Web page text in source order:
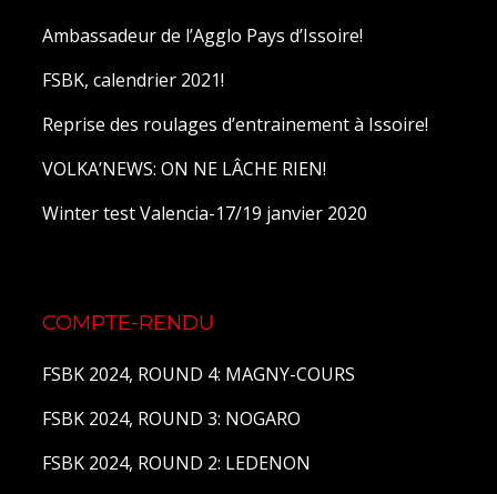
Ambassadeur de l’Agglo Pays d’Issoire!
FSBK, calendrier 2021!
Reprise des roulages d’entrainement à Issoire!
VOLKA’NEWS: ON NE LÂCHE RIEN!
Winter test Valencia-17/19 janvier 2020
COMPTE-RENDU
FSBK 2024, ROUND 4: MAGNY-COURS
FSBK 2024, ROUND 3: NOGARO
FSBK 2024, ROUND 2: LEDENON